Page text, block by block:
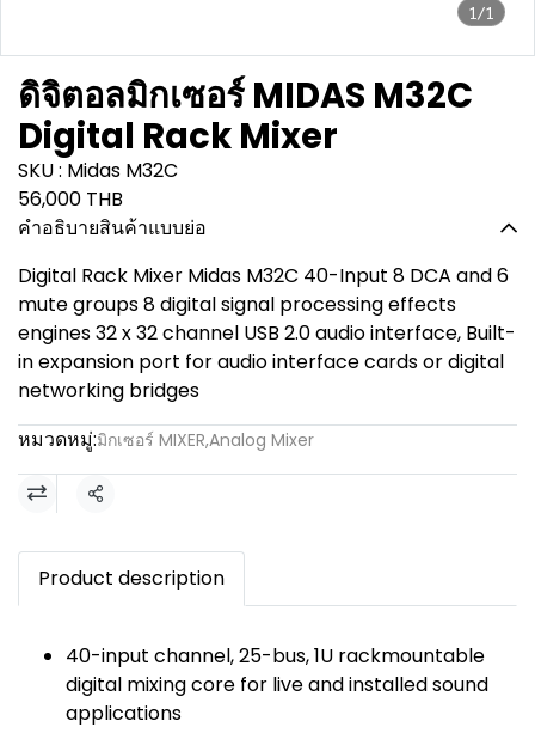
1/1
ดิจิตอลมิกเซอร์ MIDAS M32C
Digital Rack Mixer
SKU : Midas M32C
56,000 THB
คำอธิบายสินค้าแบบย่อ
Digital Rack Mixer Midas M32C 40-Input 8 DCA and 6
mute groups 8 digital signal processing effects
engines 32 x 32 channel USB 2.0 audio interface, Built-
in expansion port for audio interface cards or digital
networking bridges
หมวดหมู่:มิกเซอร์ MIXER,Analog Mixer
แชร์
Product description
40-input channel, 25-bus, 1U rackmountable
digital mixing core for live and installed sound
applications